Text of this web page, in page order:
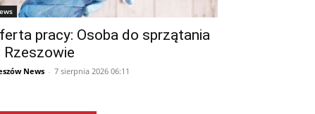
pracy: Osoba do sprzątania
Rzeszowie
News - 7 sierpnia 2026 06:11